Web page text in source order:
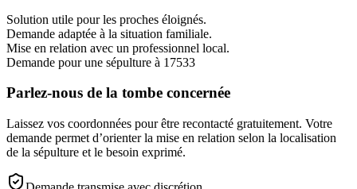
Solution utile pour les proches éloignés.
Demande adaptée à la situation familiale.
Mise en relation avec un professionnel local.
Demande pour une sépulture à 17533
Parlez-nous de la tombe concernée
Laissez vos coordonnées pour être recontacté gratuitement. Votre
demande permet d’orienter la mise en relation selon la localisation
de la sépulture et le besoin exprimé.